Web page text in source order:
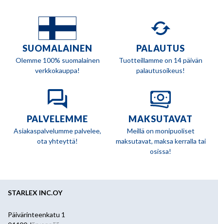
SUOMALAINEN
Olemme 100% suomalainen
verkkokauppa!
PALAUTUS
Tuotteillamme on 14 päivän
palautusoikeus!
PALVELEMME
Asiakaspalvelumme palvelee,
ota yhteyttä!
MAKSUTAVAT
Meillä on monipuoliset
maksutavat, maksa kerralla tai
osissa!
STARLEX INC.OY
Päivärinteenkatu 1